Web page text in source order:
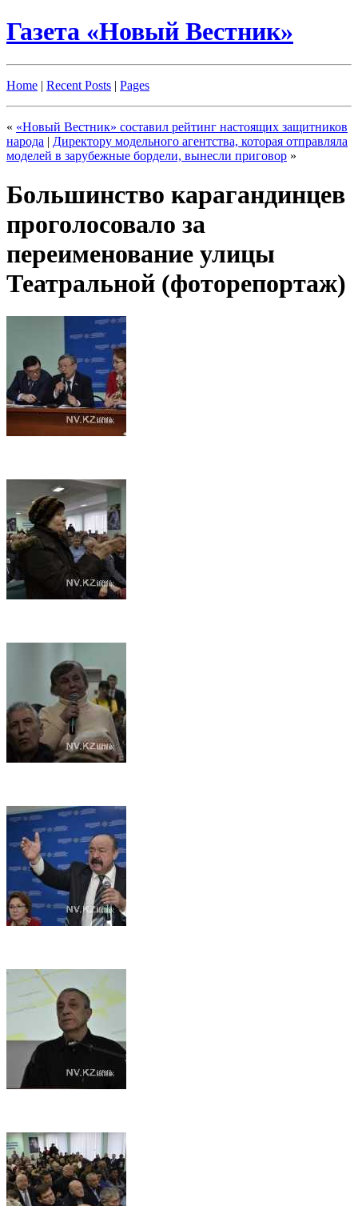
Газета «Новый Вестник»
Home | Recent Posts | Pages
« «Новый Вестник» составил рейтинг настоящих защитников
народа | Директору модельного агентства, которая отправляла
моделей в зарубежные бордели, вынесли приговор »
Большинство карагандинцев
проголосовало за
переименование улицы
Театральной (фоторепортаж)